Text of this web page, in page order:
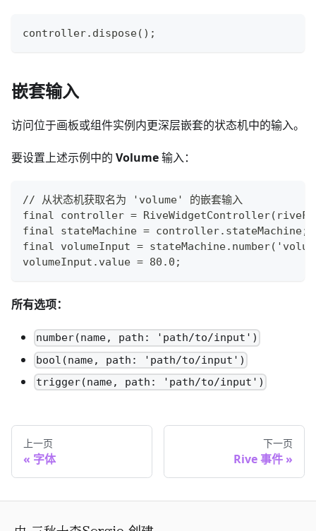
controller.dispose();
嵌套输入
访问位于画板或组件实例内更深层嵌套的状态机中的输入。
要设置上述示例中的 Volume输入：
// 从状态机获取名为 'volume' 的嵌套输入
final controller =
final stateMachine = controller.stateMachine;
final volumeInput =
volumeInput.value = 80.0;
所有选项：
number(name, path: 'path/to/input')
bool(name, path: 'path/to/input')
trigger(name, path: 'path/to/input')
上一页
字体
下一页
Rive 事件